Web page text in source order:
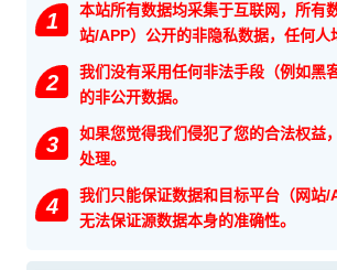
1
本站所有数据均采集于互联网，所有
站/APP）公开的非隐私数据，任何人
2
我们没有采用任何非法手段（例如黑
的非公开数据。
3
如果您觉得我们侵犯了您的合法权益
处理。
4
我们只能保证数据和目标平台（网站/
无法保证源数据本身的准确性。